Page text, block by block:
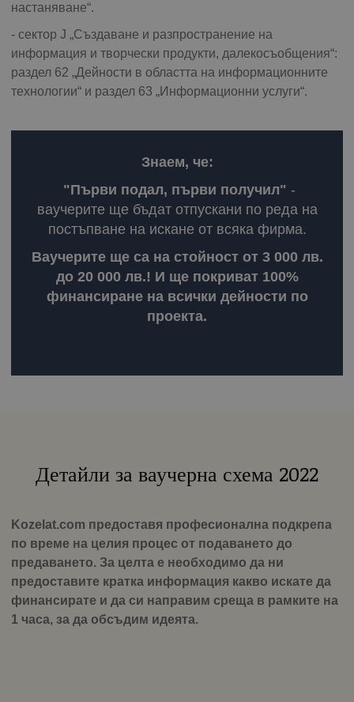
настаняване“.
- сектор J „Създаване и разпространение на
информация и творчески продукти, далекосъобщения“:
раздел 62 „Дейности в областта на информационните
технологии“ и раздел 63 „Информационни услуги“.
Знаем, че:
"Първи подал, първи получил" -
ваучерите ще бъдат отпускани по реда на
постъпване на искане от всяка фирма.
Ваучерите ще са на стойност от 3 000 лв.
до 20 000 лв.! И ще покриват 100%
финансиране на всички дейности по
проекта.
Детайли за ваучерна схема 2022
Kozelat.com предоставя професионална подкрепа
по време на целия процес от подаването до
предаването. За целта е необходимо да ни
предоставите кратка информация какво искате да
финансирате и да си направим среща в рамките на
1 часа, за да обсъдим идеята.